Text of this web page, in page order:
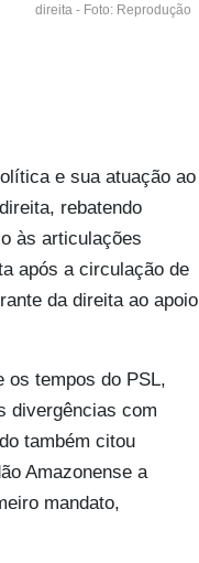
direita - Foto: Reprodução
e sua atuação ao
rebatendo
às articulações
após a circulação de
da direita ao apoio
os tempos do PSL,
divergências com
também citou
Amazonense a
mandato,